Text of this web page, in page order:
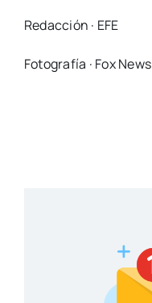
Redacción · EFE
Fotografía · Fox News